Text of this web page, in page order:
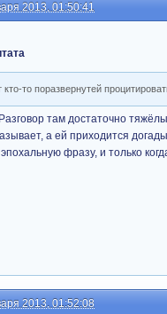
2013, 01:50:41
то поразвернутей
там достаточно
а ей приходится
фразу, и только
2013, 01:52:08